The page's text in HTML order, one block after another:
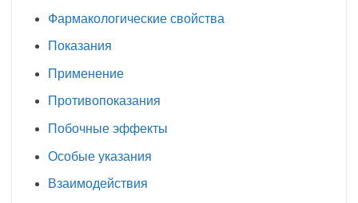
Фармакологические свойства
Показания
Применение
Противопоказания
Побочные эффекты
Особые указания
Взаимодействия